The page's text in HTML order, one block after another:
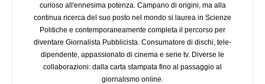
curioso all'ennesima potenza. Campano di origini, ma alla
continua ricerca del suo posto nel mondo si laurea in Scienze
Politiche e contemporaneamente completa il percorso per
diventare Giornalista Pubblicista. Consumatore di dischi, tele-
dipendente, appassionato di cinema e serie tv. Diverse le
collaborazioni: dalla carta stampata fino al passaggio al
giornalismo online.